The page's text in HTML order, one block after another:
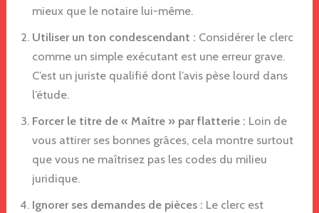
mieux que le notaire lui-même.
Utiliser un ton condescendant : Considérer le clerc
comme un simple exécutant est une erreur grave.
C’est un juriste qualifié dont l’avis pèse lourd dans
l’étude.
Forcer le titre de « Maître » par flatterie : Loin de
vous attirer ses bonnes grâces, cela montre surtout
que vous ne maîtrisez pas les codes du milieu
juridique.
Ignorer ses demandes de pièces : Le clerc est